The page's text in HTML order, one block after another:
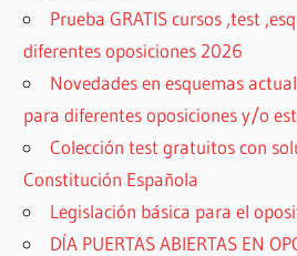
Prueba GRATIS cursos ,test
diferentes oposiciones 2026
Novedades en esquemas
para diferentes oposiciones y/o
Colección test gratuitos con
Constitución Española
Legislación básica para el
DÍA PUERTAS ABIERTAS EN